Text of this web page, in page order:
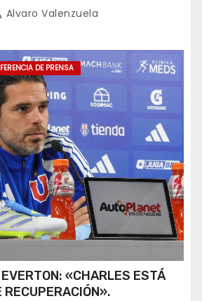
Alvaro Valenzuela
DE PRENSA
EVERTON: «CHARLES ESTÁ
RECUPERACIÓN».